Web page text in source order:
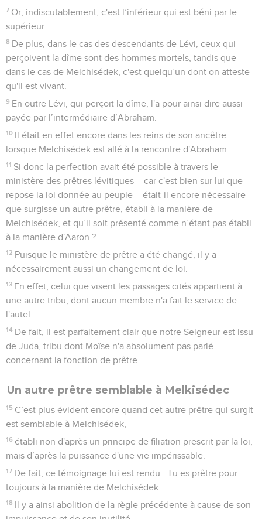
7 Or, indiscutablement, c'est l’inférieur qui est béni par le
supérieur.
8 De plus, dans le cas des descendants de Lévi, ceux qui
perçoivent la dîme sont des hommes mortels, tandis que
dans le cas de Melchisédek, c'est quelqu’un dont on atteste
qu'il est vivant.
9 En outre Lévi, qui perçoit la dîme, l'a pour ainsi dire aussi
payée par l’intermédiaire d’Abraham.
10 Il était en effet encore dans les reins de son ancêtre
lorsque Melchisédek est allé à la rencontre d'Abraham.
11 Si donc la perfection avait été possible à travers le
ministère des prêtres lévitiques – car c'est bien sur lui que
repose la loi donnée au peuple – était-il encore nécessaire
que surgisse un autre prêtre, établi à la manière de
Melchisédek, et qu’il soit présenté comme n’étant pas établi
à la manière d'Aaron ?
12 Puisque le ministère de prêtre a été changé, il y a
nécessairement aussi un changement de loi.
13 En effet, celui que visent les passages cités appartient à
une autre tribu, dont aucun membre n'a fait le service de
l'autel.
14 De fait, il est parfaitement clair que notre Seigneur est issu
de Juda, tribu dont Moïse n'a absolument pas parlé
concernant la fonction de prêtre.
Un autre prêtre semblable à Melkisédec
15 C’est plus évident encore quand cet autre prêtre qui surgit
est semblable à Melchisédek,
16 établi non d'après un principe de filiation prescrit par la loi,
mais d’après la puissance d'une vie impérissable.
17 De fait, ce témoignage lui est rendu : Tu es prêtre pour
toujours à la manière de Melchisédek.
18 Il y a ainsi abolition de la règle précédente à cause de son